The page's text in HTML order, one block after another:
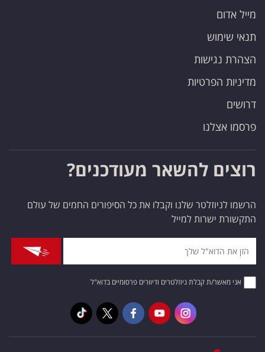
מייל אדום
תנאי שימוש
הצהרת נגישות
מדיניות הפרטיות
דרושים
פרסמו אצלנו
רוצים להשאר מעודכנים?
הרשמו לניוזלטר שלנו וקבלו את כל הסיפורים החמים של עולם
התקשורת ישרות למייל
אני מאשר/ת קבלת ניוזלטרים ודיוורים פרסומיים בדוא"ל